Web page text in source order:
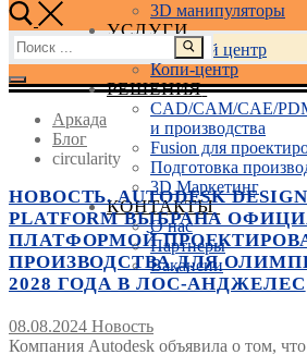
3D манипуляторы
УСЛУГИ
Учебный центр
Копи-центр
РЕШЕНИЯ
CAD/CAM/CAE/
и производства
Fusion для
Подготовка
3D Маркетинг
КОНТАКТЫ
О нас
Партнеры
Вакансии
Найти:
Аркада
Блог
circularity
НОВОСТЬ. AUTODESK
PLATFORM ВЫБРАНА
ПЛАТФОРМОЙ
ПРОИЗВОДСТВА ДЛЯ
2028 ГОДА В ЛОС-АНДЖЕЛЕС
08.08.2024 Новость
Компания Autodesk объявила о том,